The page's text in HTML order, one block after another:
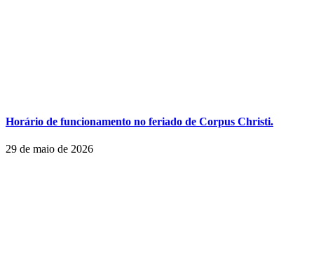
Horário de funcionamento no feriado de Corpus Christi.
29 de maio de 2026